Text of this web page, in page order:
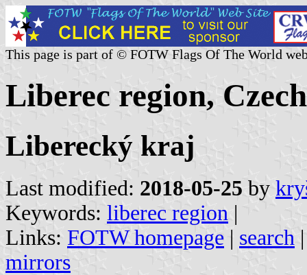
This page is part of © FOTW Flags Of The World
Liberec region,
Liberecký kraj
Last modified: 2018-05-25 by
Keywords: liberec region |
Links: FOTW homepage | search
mirrors